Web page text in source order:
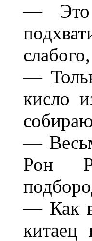
— Это
—
кисло
—
Рон
— Как